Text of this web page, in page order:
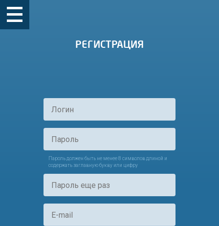
РЕГИСТРАЦИЯ
Пароль должен быть не менее 8 символов длиной и
содержать заглавную букву или цифру